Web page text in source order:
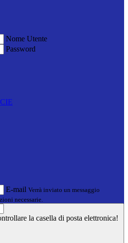
Nome Utente
Password
E-mail Verrà inviato un messaggio
necessarie.
la casella di posta elettronica!